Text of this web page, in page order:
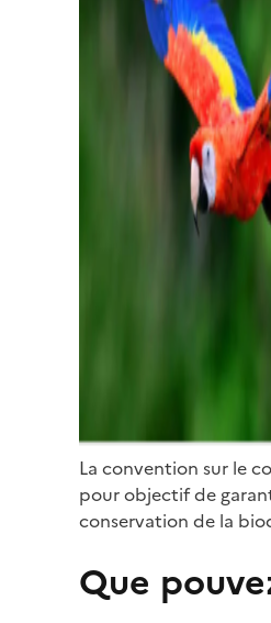
La convention sur le
pour objectif de
conservation de la
Que